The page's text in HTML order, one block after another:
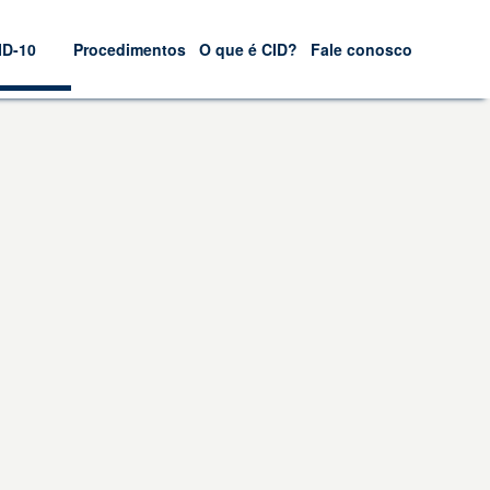
10 Procedimentos O que é CID? Fale conosco